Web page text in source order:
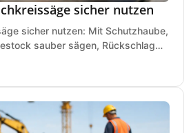
sicher nutzen
sicher nutzen: Mit Schutzhaube,
sauber sägen, Rückschlag